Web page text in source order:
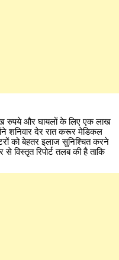
रुपये और घायलों के लिए एक लाख
शनिवार देर रात करूर मेडिकल
को बेहतर इलाज सुनिश्चित करने
विस्तृत रिपोर्ट तलब की है ताकि